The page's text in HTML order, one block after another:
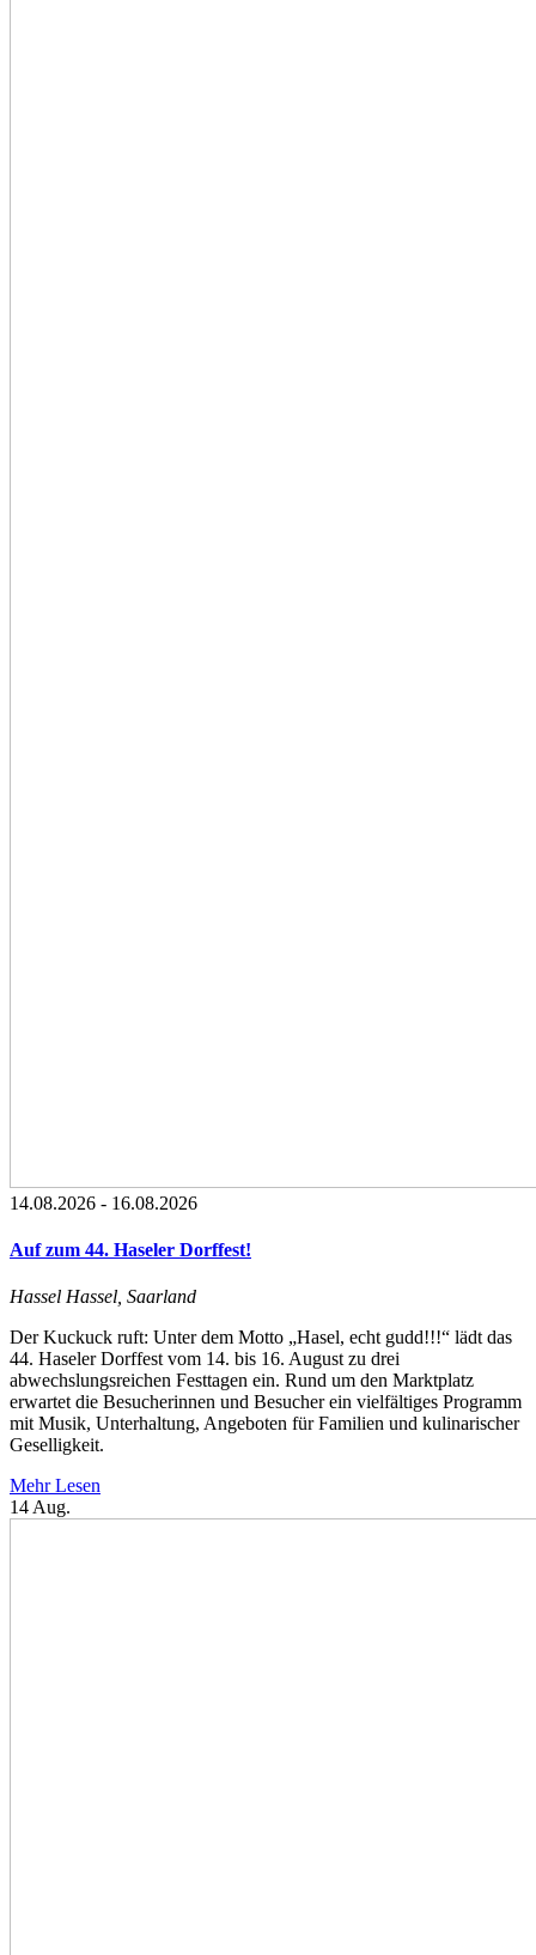
14.08.2026 - 16.08.2026
Auf zum 44. Haseler Dorffest!
Hassel Hassel, Saarland
Der Kuckuck ruft: Unter dem Motto „Hasel, echt gudd!!!“ lädt das
44. Haseler Dorffest vom 14. bis 16. August zu drei
abwechslungsreichen Festtagen ein. Rund um den Marktplatz
erwartet die Besucherinnen und Besucher ein vielfältiges Programm
mit Musik, Unterhaltung, Angeboten für Familien und kulinarischer
Geselligkeit.
Mehr Lesen
14Aug.